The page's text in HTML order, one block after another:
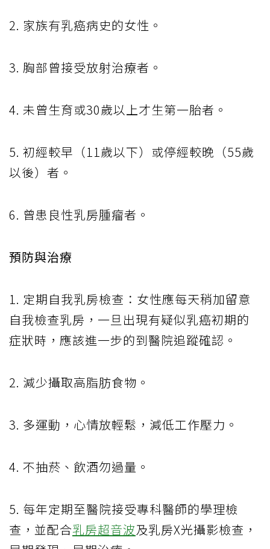
2. 家族有乳癌病史的女性。
3. 胸部曾接受放射治療者。
4. 未曾生育或30歲以上才生第一胎者。
5. 初經較早（11歲以下）或停經較晚（55歲
以後）者。
6. 曾患良性乳房腫瘤者。
預防與治療
1. 定期自我乳房檢查：女性應每天稍加留意
自我檢查乳房，一旦出現有疑似乳癌初期的
症狀時，應該進一步的到醫院追蹤確認。
2. 減少攝取高脂肪食物。
3. 多運動，心情放輕鬆，減低工作壓力。
4. 不抽菸、飲酒勿過量。
5. 每年定期至醫院接受專科醫師的學理檢
查，並配合乳房超音波及乳房X光攝影檢查，